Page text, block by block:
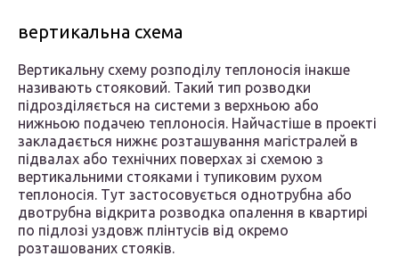
вертикальна схема
Вертикальну схему розподілу теплоносія інакше
називають стояковий. Такий тип розводки
підрозділяється на системи з верхньою або
нижньою подачею теплоносія. Найчастіше в проекті
закладається нижнє розташування магістралей в
підвалах або технічних поверхах зі схемою з
вертикальними стояками і тупиковим рухом
теплоносія. Тут застосовується однотрубна або
двотрубна відкрита розводка опалення в квартирі
по підлозі уздовж плінтусів від окремо
розташованих стояків.